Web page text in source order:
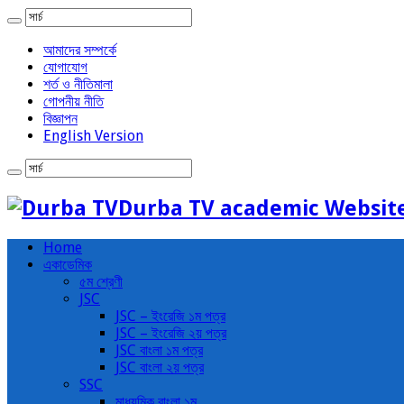
আমাদের সম্পর্কে
যোগাযোগ
শর্ত ও নীতিমালা
গোপনীয় নীতি
বিজ্ঞাপন
English Version
Durba TV academic
Home
একাডেমিক
৫ম শ্রেণী
JSC
JSC – ইংরেজি ১ম পত্র
JSC – ইংরেজি ২য় পত্র
JSC বাংলা ১ম পত্র
JSC বাংলা ২য় পত্র
SSC